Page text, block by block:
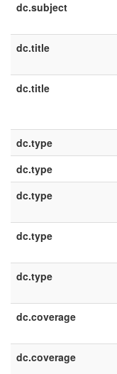
dc.subject
dc.title
dc.title
dc.type
dc.type
dc.type
dc.type
dc.type
dc.coverage
dc.coverage